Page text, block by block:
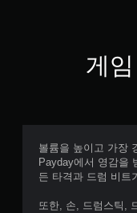
게
볼륨을 높이고 가장
Payday에서 영감을
든 타격과 드럼 비트
또한, 손, 드럼스틱,